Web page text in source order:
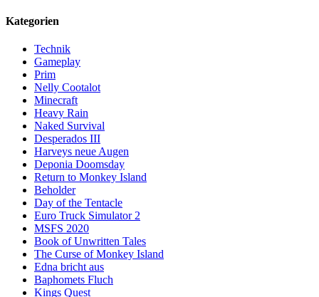
Kategorien
Technik
Gameplay
Prim
Nelly Cootalot
Minecraft
Heavy Rain
Naked Survival
Desperados III
Harveys neue Augen
Deponia Doomsday
Return to Monkey Island
Beholder
Day of the Tentacle
Euro Truck Simulator 2
MSFS 2020
Book of Unwritten Tales
The Curse of Monkey Island
Edna bricht aus
Baphomets Fluch
Kings Quest